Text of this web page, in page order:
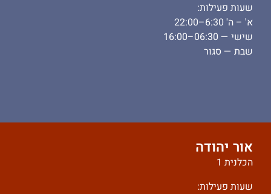
שעות פעילות:
א' – ה' 6:30–22:00
שישי — 06:30–16:00
שבת — סגור
אור יהודה
הכלנית 1
שעות פעילות: